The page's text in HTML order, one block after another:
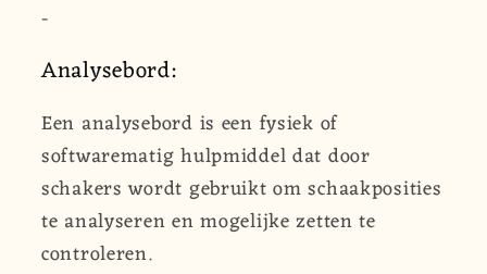
-
Analysebord:
Een analysebord is een fysiek of
softwarematig hulpmiddel dat door
schakers wordt gebruikt om schaakposities
te analyseren en mogelijke zetten te
controleren.